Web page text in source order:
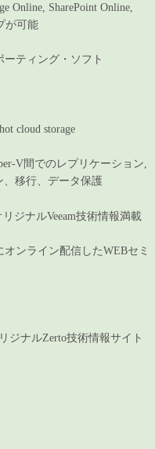
Online, SharePoint Online,
が可能
ティング・ソフト
cloud storage
V間でのレプリケーション,
移行、データ保護
ジナルVeeam技術情報満載
オンライン配信したWEBセミ
ジナルZerto技術情報サイト